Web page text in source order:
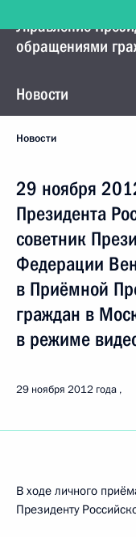
Управление
обращениями
Новости
Новости
29 ноября
Президента
советник
Федерации
в Приёмной
граждан в
в режиме
29 ноября 2012 года
В ходе личного
Президенту